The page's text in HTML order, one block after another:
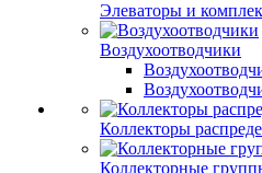
Элеваторы и
Воздухоотводчики
Коллекторы
Коллекторные